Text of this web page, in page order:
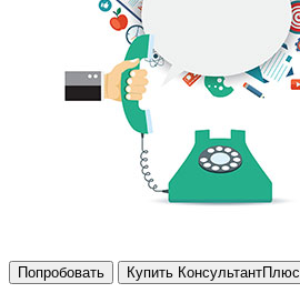
Попробовать Купить КонсультантПлюс